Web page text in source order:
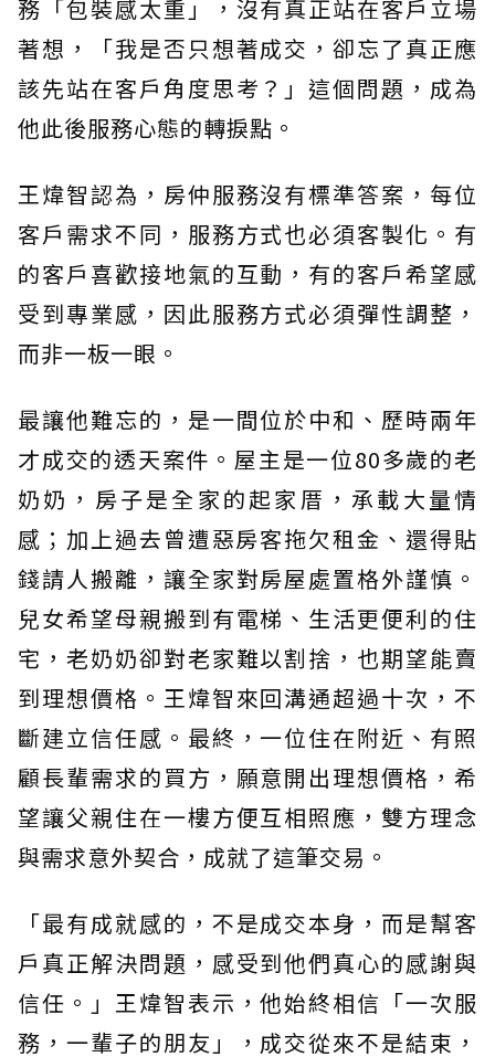
務「包裝感太重」，沒有真正站在客戶立場
著想，「我是否只想著成交，卻忘了真正應
該先站在客戶角度思考？」這個問題，成為
他此後服務心態的轉捩點。
王煒智認為，房仲服務沒有標準答案，每位
客戶需求不同，服務方式也必須客製化。有
的客戶喜歡接地氣的互動，有的客戶希望感
受到專業感，因此服務方式必須彈性調整，
而非一板一眼。
最讓他難忘的，是一間位於中和、歷時兩年
才成交的透天案件。屋主是一位80多歲的老
奶奶，房子是全家的起家厝，承載大量情
感；加上過去曾遭惡房客拖欠租金、還得貼
錢請人搬離，讓全家對房屋處置格外謹慎。
兒女希望母親搬到有電梯、生活更便利的住
宅，老奶奶卻對老家難以割捨，也期望能賣
到理想價格。王煒智來回溝通超過十次，不
斷建立信任感。最終，一位住在附近、有照
顧長輩需求的買方，願意開出理想價格，希
望讓父親住在一樓方便互相照應，雙方理念
與需求意外契合，成就了這筆交易。
「最有成就感的，不是成交本身，而是幫客
戶真正解決問題，感受到他們真心的感謝與
信任。」王煒智表示，他始終相信「一次服
務，一輩子的朋友」，成交從來不是結束，